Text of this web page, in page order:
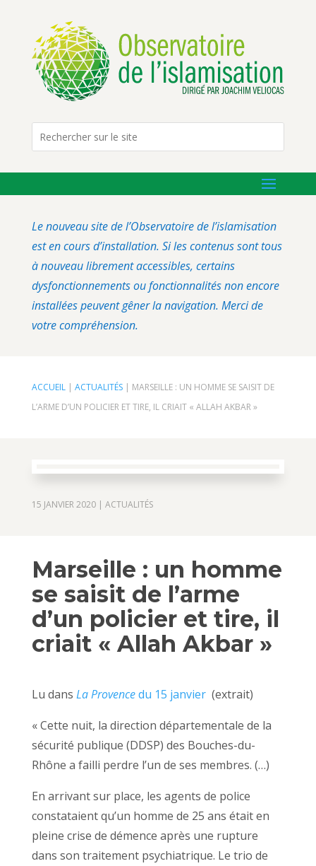
Le nouveau site de l’Observatoire de l’islamisation
est en cours d’installation. Si les contenus sont tous
à nouveau librement accessibles, certains
dysfonctionnements ou fonctionnalités non encore
installées peuvent gêner la navigation. Merci de
votre compréhension.
ACCUEIL| ACTUALITÉS| MARSEILLE : UN HOMME SE SAISIT DE
L’ARME D’UN POLICIER ET TIRE, IL CRIAIT « ALLAH AKBAR »
15 JANVIER 2020| ACTUALITÉS
Marseille : un homme
se saisit de l’arme
d’un policier et tire, il
criait « Allah Akbar »
Lu dans La Provencedu 15 janvier (extrait)
« Cette nuit, la direction départementale de la
sécurité publique (DDSP) des Bouches-du-
Rhône a failli perdre l’un de ses membres. (…)
En arrivant sur place, les agents de police
constataient qu’un homme de 25 ans était en
pleine crise de démence après une rupture
dans son traitement psychiatrique. Le trio de